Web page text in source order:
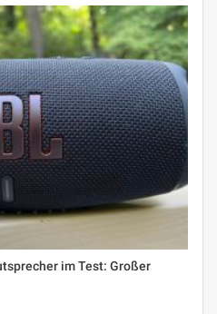
im Test: Großer